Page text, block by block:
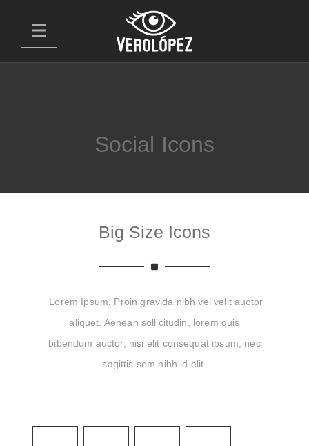
Social Icons
Big Size Icons
Lorem Ipsum. Proin gravida nibh vel velit auctor
aliquet. Aenean sollicitudin, lorem quis
bibendum auctor, nisi elit consequat ipsum, nec
sagittis sem nibh id elit.